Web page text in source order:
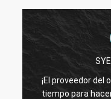
¡El proveedor del
tiempo para